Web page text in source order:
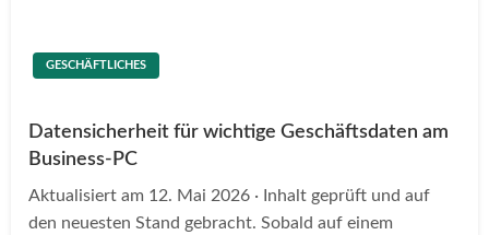
GESCHÄFTLICHES
Datensicherheit für wichtige Geschäftsdaten am
Business-PC
Aktualisiert am 12. Mai 2026 · Inhalt geprüft und auf
den neuesten Stand gebracht. Sobald auf einem